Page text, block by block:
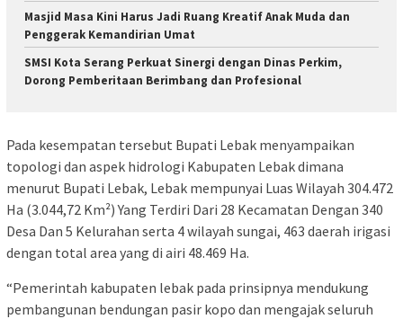
Masjid Masa Kini Harus Jadi Ruang Kreatif Anak Muda dan
Penggerak Kemandirian Umat
SMSI Kota Serang Perkuat Sinergi dengan Dinas Perkim,
Dorong Pemberitaan Berimbang dan Profesional
Pada kesempatan tersebut Bupati Lebak menyampaikan
topologi dan aspek hidrologi Kabupaten Lebak dimana
menurut Bupati Lebak, Lebak mempunyai Luas Wilayah 304.472
Ha (3.044,72 Km²) Yang Terdiri Dari 28 Kecamatan Dengan 340
Desa Dan 5 Kelurahan serta 4 wilayah sungai, 463 daerah irigasi
dengan total area yang di airi 48.469 Ha.
“Pemerintah kabupaten lebak pada prinsipnya mendukung
pembangunan bendungan pasir kopo dan mengajak seluruh